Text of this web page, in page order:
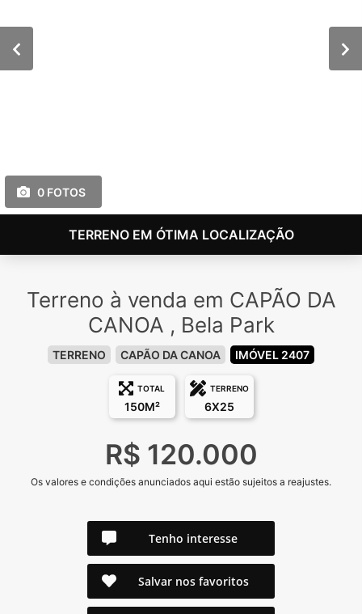
0 FOTOS
TERRENO EM ÓTIMA LOCALIZAÇÃO
Terreno à venda em CAPÃO DA
CANOA , Bela Park
TERRENO CAPÃO DA CANOA IMÓVEL 2407
TOTAL
150M²
TERRENO
6X25
R$ 120.000
Os valores e condições anunciados aqui estão sujeitos a reajustes.
Tenho interesse
Salvar nos favoritos